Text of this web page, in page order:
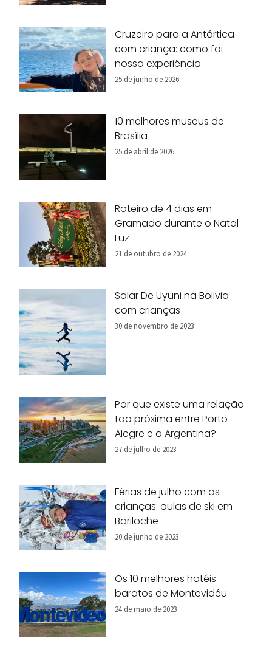
Cruzeiro para a Antártica
com criança: como foi
nossa experiência
25 de junho de 2026
10 melhores museus de
Brasília
25 de abril de 2026
Roteiro de 4 dias em
Gramado durante o Natal
Luz
21 de outubro de 2024
Salar De Uyuni na Bolivia
com crianças
30 de novembro de 2023
Por que existe uma relação
tão próxima entre Porto
Alegre e a Argentina?
27 de julho de 2023
Férias de julho com as
crianças: aulas de ski em
Bariloche
20 de junho de 2023
Os 10 melhores hotéis
baratos de Montevidéu
24 de maio de 2023